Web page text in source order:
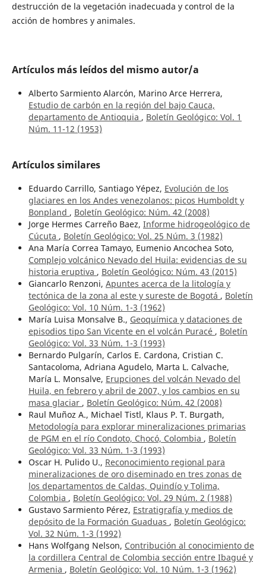
destrucción de la vegetación inadecuada y control de la
acción de hombres y animales.
Artículos más leídos del mismo autor/a
Alberto Sarmiento Alarcón, Marino Arce Herrera,
Estudio de carbón en la región del bajo Cauca,
departamento de Antioquia , Boletín Geológico: Vol. 1
Núm. 11-12 (1953)
Artículos similares
Eduardo Carrillo, Santiago Yépez, Evolución de los
glaciares en los Andes venezolanos: picos Humboldt y
Bonpland , Boletín Geológico: Núm. 42 (2008)
Jorge Hermes Carreño Baez, Informe hidrogeológico de
Cúcuta , Boletín Geológico: Vol. 25 Núm. 3 (1982)
Ana María Correa Tamayo, Eumenio Ancochea Soto,
Complejo volcánico Nevado del Huila: evidencias de su
historia eruptiva , Boletín Geológico: Núm. 43 (2015)
Giancarlo Renzoni, Apuntes acerca de la litología y
tectónica de la zona al este y sureste de Bogotá , Boletín
Geológico: Vol. 10 Núm. 1-3 (1962)
María Luisa Monsalve B., Geoquímica y dataciones de
episodios tipo San Vicente en el volcán Puracé , Boletín
Geológico: Vol. 33 Núm. 1-3 (1993)
Bernardo Pulgarín, Carlos E. Cardona, Cristian C.
Santacoloma, Adriana Agudelo, Marta L. Calvache,
María L. Monsalve, Erupciones del volcán Nevado del
Huila, en febrero y abril de 2007, y los cambios en su
masa glaciar , Boletín Geológico: Núm. 42 (2008)
Raul Muñoz A., Michael Tistl, Klaus P. T. Burgath,
Metodología para explorar mineralizaciones primarias
de PGM en el río Condoto, Chocó, Colombia , Boletín
Geológico: Vol. 33 Núm. 1-3 (1993)
Oscar H. Pulido U., Reconocimiento regional para
mineralizaciones de oro diseminado en tres zonas de
los departamentos de Caldas, Quindío y Tolima,
Colombia , Boletín Geológico: Vol. 29 Núm. 2 (1988)
Gustavo Sarmiento Pérez, Estratigrafía y medios de
depósito de la Formación Guaduas , Boletín Geológico:
Vol. 32 Núm. 1-3 (1992)
Hans Wolfgang Nelson, Contribución al conocimiento de
la cordillera Central de Colombia sección entre Ibagué y
Armenia , Boletín Geológico: Vol. 10 Núm. 1-3 (1962)